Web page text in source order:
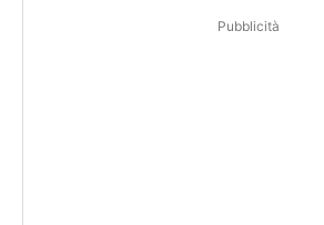
Pubblicità